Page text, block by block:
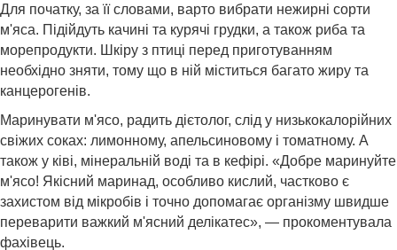
Для початку, за її словами, варто вибрати нежирні сорти
м'яса. Підійдуть качині та курячі грудки, а також риба та
морепродукти. Шкіру з птиці перед приготуванням
необхідно зняти, тому що в ній міститься багато жиру та
канцерогенів.
Маринувати м'ясо, радить дієтолог, слід у низькокалорійних
свіжих соках: лимонному, апельсиновому і томатному. А
також у ківі, мінеральній воді та в кефірі. «Добре маринуйте
м'ясо! Якісний маринад, особливо кислий, частково є
захистом від мікробів і точно допомагає організму швидше
переварити важкий м'ясний делікатес», — прокоментувала
фахівець.